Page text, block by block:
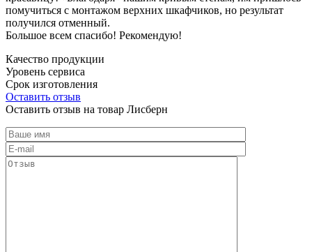
помучиться с монтажом верхних шкафчиков, но результат
получился отменный.
Большое всем спасибо! Рекомендую!
Качество продукции
Уровень сервиса
Срок изготовления
Оставить отзыв
Оставить отзыв на товар Лисберн